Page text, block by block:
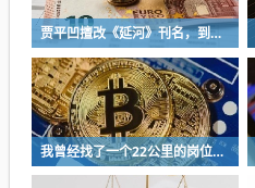
贾平凹擅改《延河》刊名，到底错在哪里？这三点才是问题的关键
我曾经找了一个22公里的岗位，坚持了2个星期就坚持不下去了